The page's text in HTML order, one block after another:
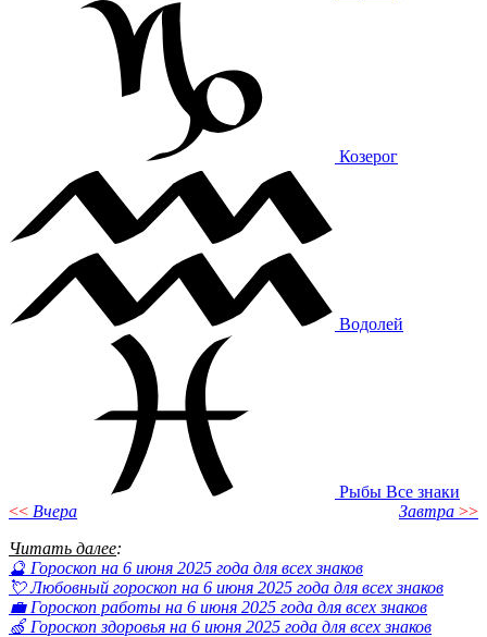
Козерог
Водолей
Рыбы Все знаки
<< Вчера Завтра >>
Читать далее:
🔮 Гороскоп на 6 июня 2025 года для всех знаков
💘 Любовный гороскоп на 6 июня 2025 года для всех знаков
💼 Гороскоп работы на 6 июня 2025 года для всех знаков
🍏 Гороскоп здоровья на 6 июня 2025 года для всех знаков